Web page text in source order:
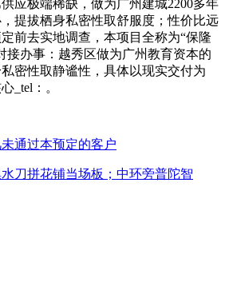
应极端稀缺，做为广州建城2200多年
提拔栖身私密性取舒服度；性价比远
前去实地调查，本项目全称为“保隆
接办事：越秀区做为广州教育资本的
密性取静谧性，具体以现实交付为
_tel：。
通过本预定的客户
刀拼花铺当场板；中环旁普陀智